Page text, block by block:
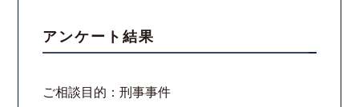
解決事例
お客様の声
アンケート結果
ご相談目的：刑事事件